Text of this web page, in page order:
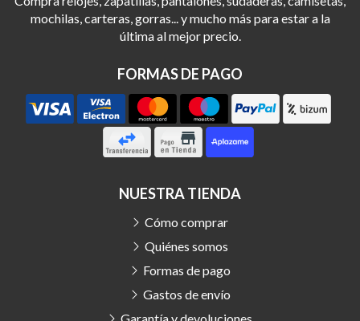
mochilas, carteras, gorras... y mucho más para estar a la
última al mejor precio.
FORMAS DE PAGO
NUESTRA TIENDA
Cómo comprar
Quiénes somos
Formas de pago
Gastos de envío